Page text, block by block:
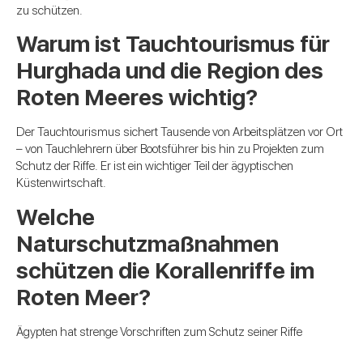
zu schützen.
Warum ist Tauchtourismus für
Hurghada und die Region des
Roten Meeres wichtig?
Der Tauchtourismus sichert Tausende von Arbeitsplätzen vor Ort
– von Tauchlehrern über Bootsführer bis hin zu Projekten zum
Schutz der Riffe. Er ist ein wichtiger Teil der ägyptischen
Küstenwirtschaft.
Welche
Naturschutzmaßnahmen
schützen die Korallenriffe im
Roten Meer?
Ägypten hat strenge Vorschriften zum Schutz seiner Riffe